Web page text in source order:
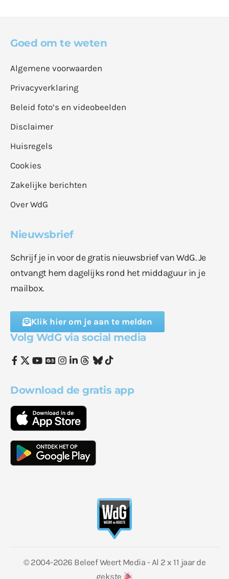
Goed om te weten
Algemene voorwaarden
Privacyverklaring
Beleid foto’s en videobeelden
Disclaimer
Huisregels
Cookies
Zakelijke berichten
Over WdG
Nieuwsbrief
Schrijf je in voor de gratis nieuwsbrief van WdG. Je
ontvangt hem dagelijks rond het middaguur in je
mailbox.
Klik hier om je aan te melden
Volg WdG via social media
Download de gratis app
© 2004-2026 Beleef Weert Media - Al 2 x 11 jaar de
gekste